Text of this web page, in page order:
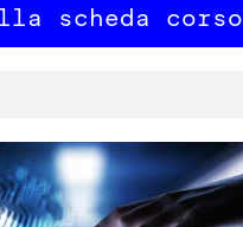
scheda corso